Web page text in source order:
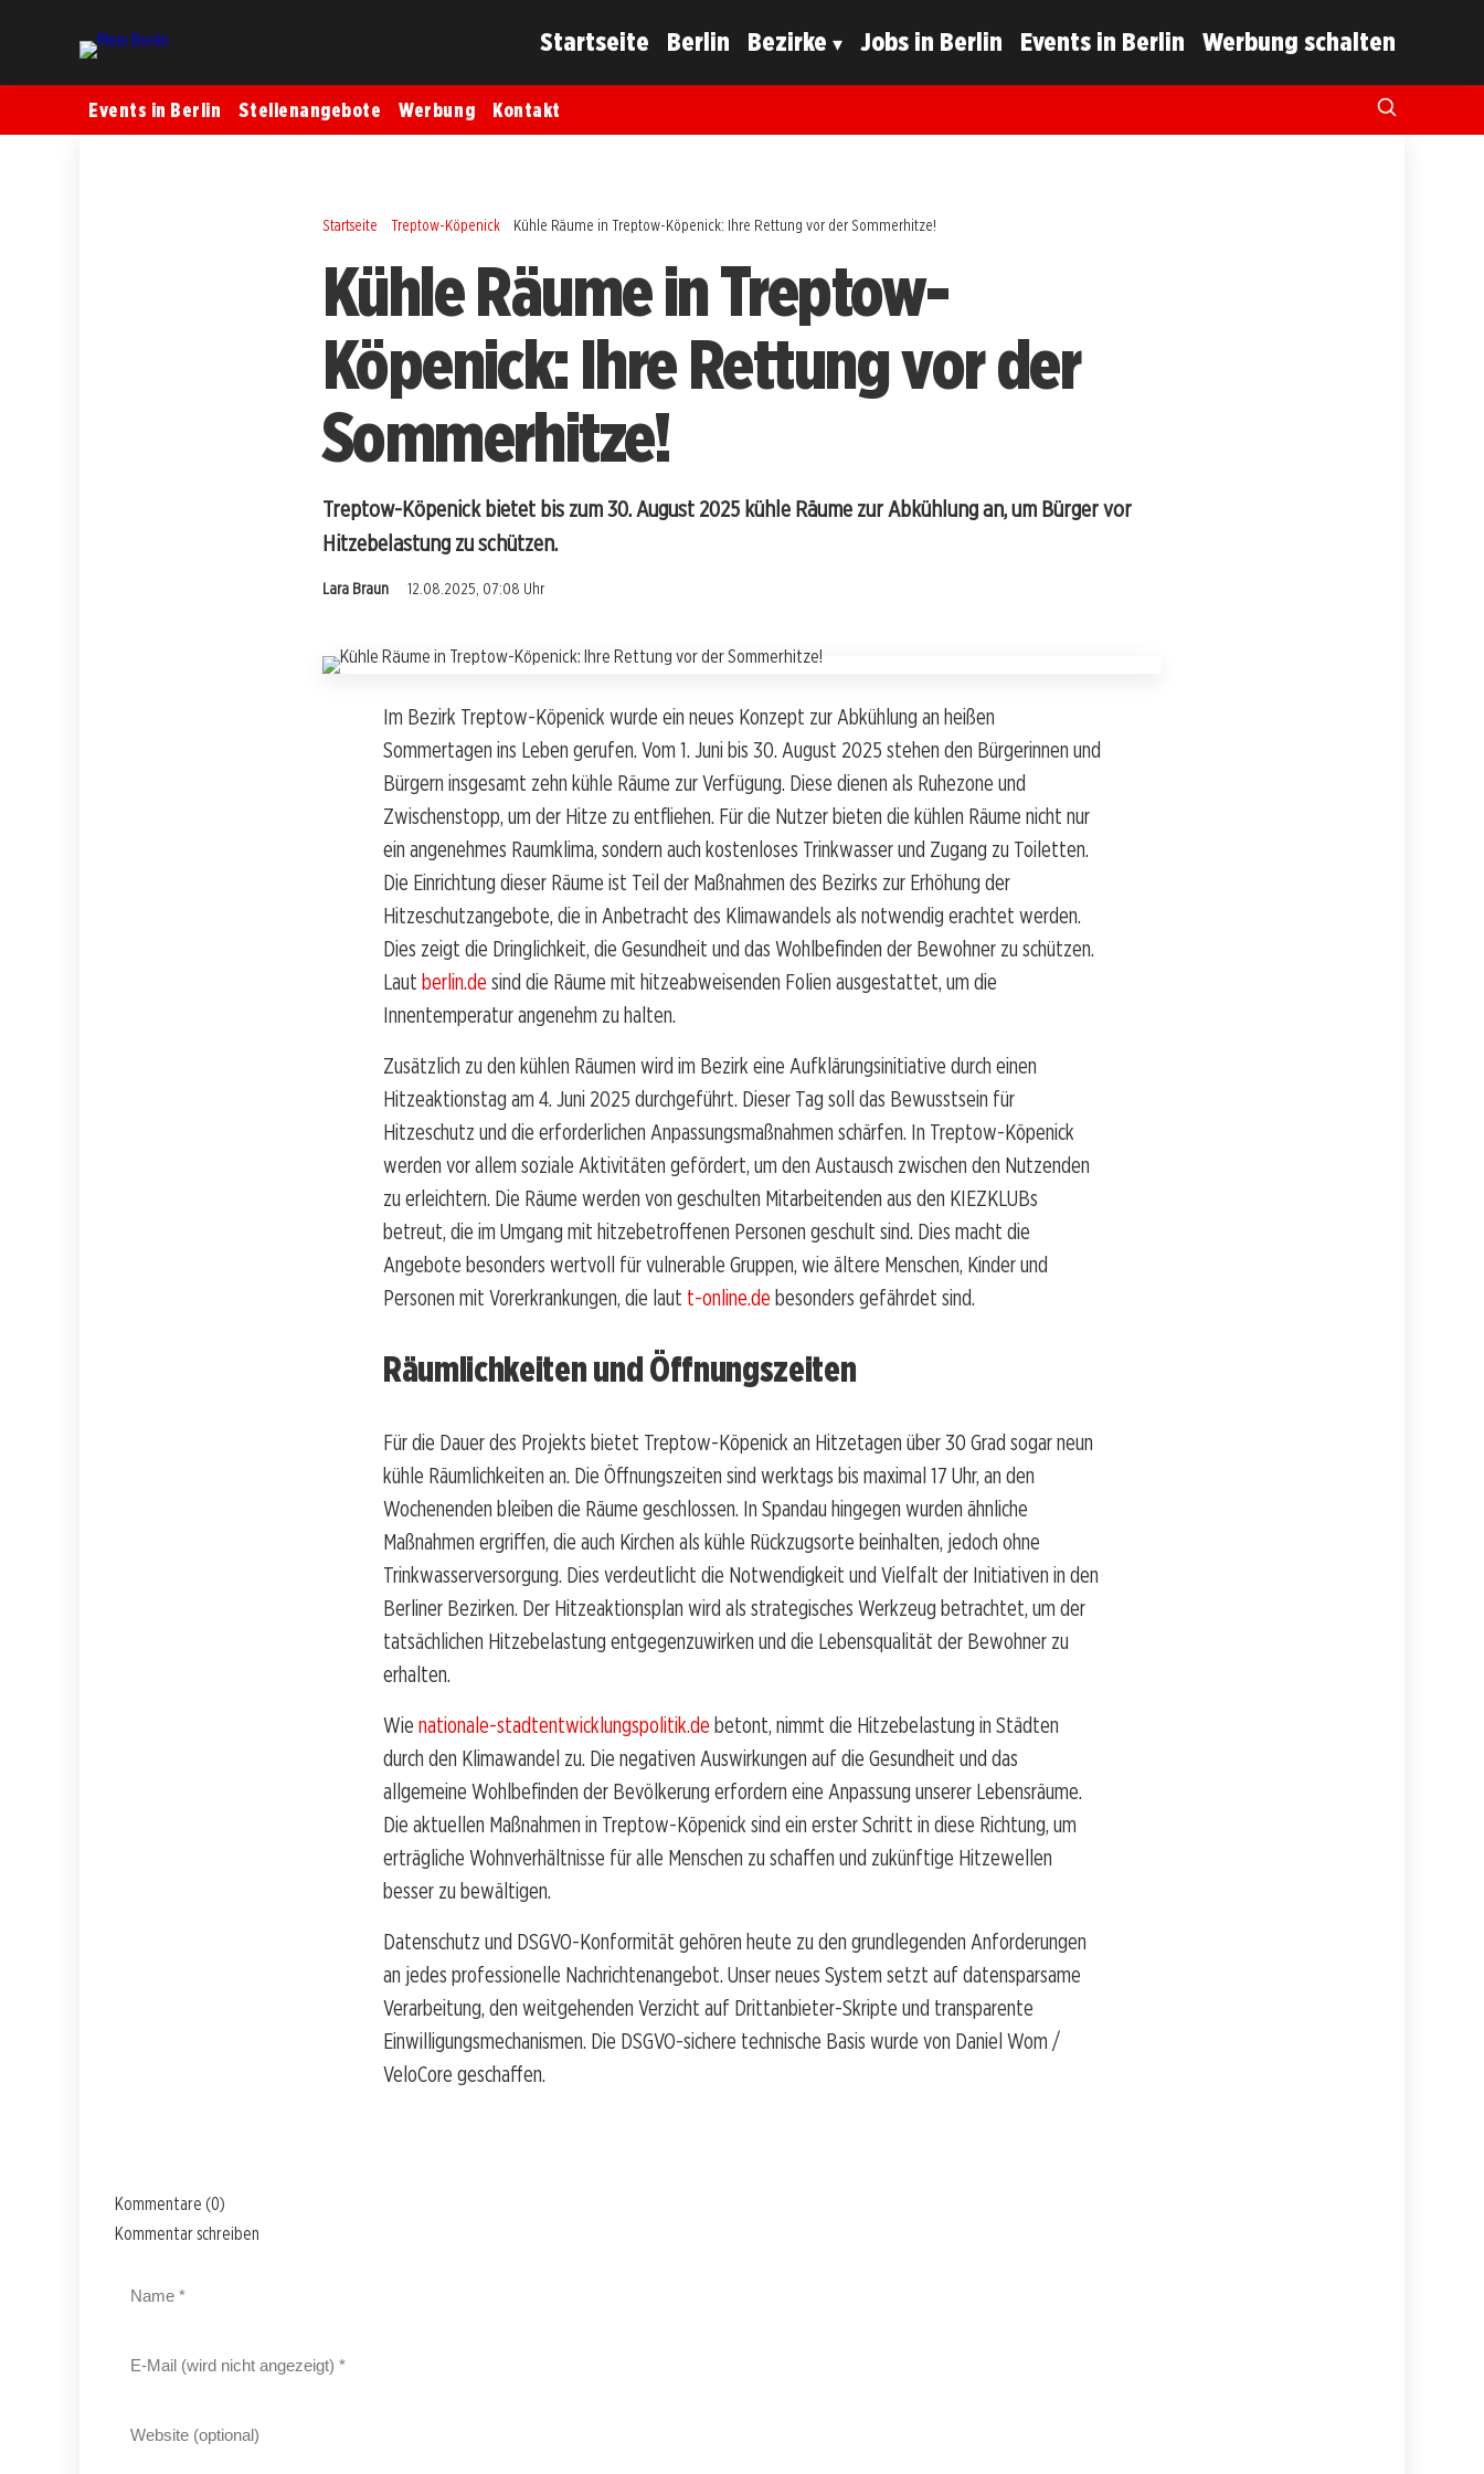
Startseite Berlin Bezirke Jobs in Berlin Events in Berlin Werbung schalten
Events in Berlin Stellenangebote Werbung Kontakt
Startseite Treptow-Köpenick Kühle Räume in Treptow-Köpenick: Ihre Rettung vor der Sommerhitze!
Kühle Räume in Treptow-
Köpenick: Ihre Rettung vor der
Sommerhitze!
Treptow-Köpenick bietet bis zum 30. August 2025 kühle Räume zur Abkühlung an, um Bürger vor
Hitzebelastung zu schützen.
Lara Braun 12.08.2025, 07:08 Uhr
Im Bezirk Treptow-Köpenick wurde ein neues Konzept zur Abkühlung an heißen
Sommertagen ins Leben gerufen. Vom 1. Juni bis 30. August 2025 stehen den Bürgerinnen und
Bürgern insgesamt zehn kühle Räume zur Verfügung. Diese dienen als Ruhezone und
Zwischenstopp, um der Hitze zu entfliehen. Für die Nutzer bieten die kühlen Räume nicht nur
ein angenehmes Raumklima, sondern auch kostenloses Trinkwasser und Zugang zu Toiletten.
Die Einrichtung dieser Räume ist Teil der Maßnahmen des Bezirks zur Erhöhung der
Hitzeschutzangebote, die in Anbetracht des Klimawandels als notwendig erachtet werden.
Dies zeigt die Dringlichkeit, die Gesundheit und das Wohlbefinden der Bewohner zu schützen.
Laut berlin.de sind die Räume mit hitzeabweisenden Folien ausgestattet, um die
Innentemperatur angenehm zu halten.
Zusätzlich zu den kühlen Räumen wird im Bezirk eine Aufklärungsinitiative durch einen
Hitzeaktionstag am 4. Juni 2025 durchgeführt. Dieser Tag soll das Bewusstsein für
Hitzeschutz und die erforderlichen Anpassungsmaßnahmen schärfen. In Treptow-Köpenick
werden vor allem soziale Aktivitäten gefördert, um den Austausch zwischen den Nutzenden
zu erleichtern. Die Räume werden von geschulten Mitarbeitenden aus den KIEZKLUBs
betreut, die im Umgang mit hitzebetroffenen Personen geschult sind. Dies macht die
Angebote besonders wertvoll für vulnerable Gruppen, wie ältere Menschen, Kinder und
Personen mit Vorerkrankungen, die laut t-online.de besonders gefährdet sind.
Räumlichkeiten und Öffnungszeiten
Für die Dauer des Projekts bietet Treptow-Köpenick an Hitzetagen über 30 Grad sogar neun
kühle Räumlichkeiten an. Die Öffnungszeiten sind werktags bis maximal 17 Uhr, an den
Wochenenden bleiben die Räume geschlossen. In Spandau hingegen wurden ähnliche
Maßnahmen ergriffen, die auch Kirchen als kühle Rückzugsorte beinhalten, jedoch ohne
Trinkwasserversorgung. Dies verdeutlicht die Notwendigkeit und Vielfalt der Initiativen in den
Berliner Bezirken. Der Hitzeaktionsplan wird als strategisches Werkzeug betrachtet, um der
tatsächlichen Hitzebelastung entgegenzuwirken und die Lebensqualität der Bewohner zu
erhalten.
Wie nationale-stadtentwicklungspolitik.de betont, nimmt die Hitzebelastung in Städten
durch den Klimawandel zu. Die negativen Auswirkungen auf die Gesundheit und das
allgemeine Wohlbefinden der Bevölkerung erfordern eine Anpassung unserer Lebensräume.
Die aktuellen Maßnahmen in Treptow-Köpenick sind ein erster Schritt in diese Richtung, um
erträgliche Wohnverhältnisse für alle Menschen zu schaffen und zukünftige Hitzewellen
besser zu bewältigen.
Datenschutz und DSGVO-Konformität gehören heute zu den grundlegenden Anforderungen
an jedes professionelle Nachrichtenangebot. Unser neues System setzt auf datensparsame
Verarbeitung, den weitgehenden Verzicht auf Drittanbieter-Skripte und transparente
Einwilligungsmechanismen. Die DSGVO-sichere technische Basis wurde von Daniel Wom /
VeloCore geschaffen.
Kommentare (0)
Kommentar schreiben